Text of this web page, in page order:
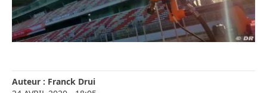
Auteur : Franck Drui